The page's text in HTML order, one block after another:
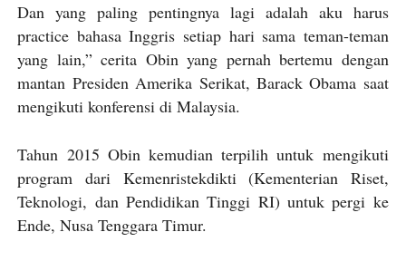
Dan yang paling pentingnya lagi adalah aku harus
practice bahasa Inggris setiap hari sama teman-teman
yang lain,” cerita Obin yang pernah bertemu dengan
mantan Presiden Amerika Serikat, Barack Obama saat
mengikuti konferensi di Malaysia.
Tahun 2015 Obin kemudian terpilih untuk mengikuti
program dari Kemenristekdikti (Kementerian Riset,
Teknologi, dan Pendidikan Tinggi RI) untuk pergi ke
Ende, Nusa Tenggara Timur.